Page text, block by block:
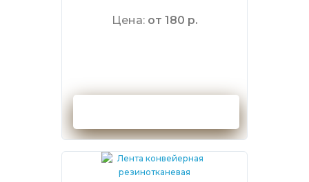
Цена: от 180 р.